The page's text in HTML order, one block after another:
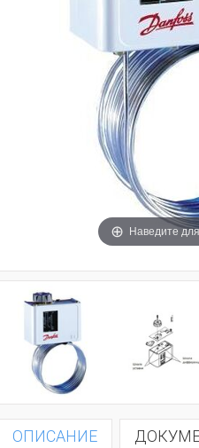
Наведите
ОПИСАНИЕ